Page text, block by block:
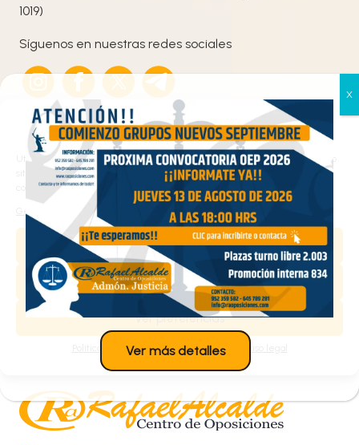
Gestionar el consentimiento
de las cookies
Utilizamos cookies propias y de terceros para analizar el tráfico en nuestro
sitio web y personalizar el contenido. Puede aceptar todas las cookies,
configurarlas según sus preferencias o rechazarlas.
Gestionar los servicios
Aceptar
Denegar
Ver preferencias
Política de cookiesPolítica de privacidad
1019)
Síguenos en nuestras redes sociales
Haz clic en «Estoy de acuerdo» para activar
Google maps
Política de cookies
Estoy de acuerdo
Ver más detalles